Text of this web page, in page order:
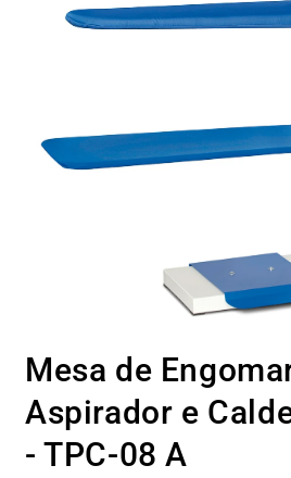
multimédia
1
em
modal
Mesa de
Aspirador e
- TPC-08 A